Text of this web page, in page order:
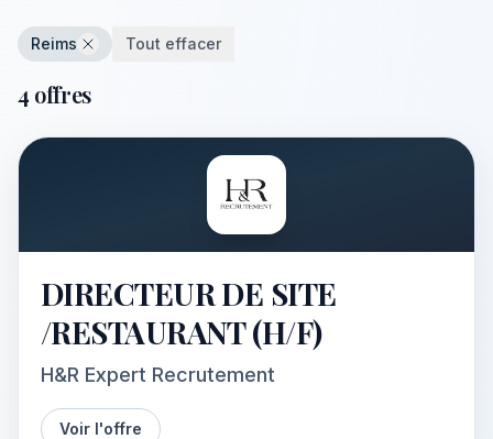
Reims Tout effacer
4 offres
DIRECTEUR DE SITE
/RESTAURANT (H/F)
H&R Expert Recrutement
Voir l'offre